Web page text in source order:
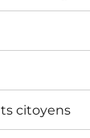
citoyens